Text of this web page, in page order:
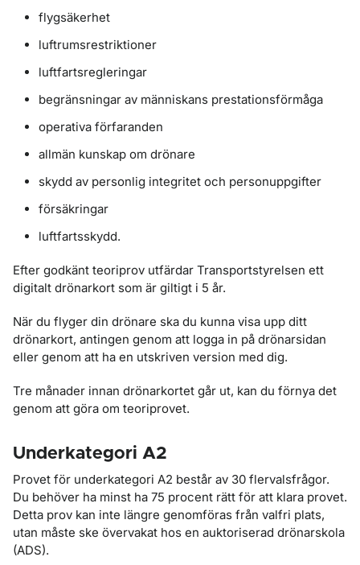
flygsäkerhet
luftrumsrestriktioner
luftfartsregleringar
begränsningar av människans prestationsförmåga
operativa förfaranden
allmän kunskap om drönare
skydd av personlig integritet och personuppgifter
försäkringar
luftfartsskydd.
Efter godkänt teoriprov utfärdar Transportstyrelsen ett
digitalt drönarkort som är giltigt i 5 år.
När du flyger din drönare ska du kunna visa upp ditt
drönarkort, antingen genom att logga in på drönarsidan
eller genom att ha en utskriven version med dig.
Tre månader innan drönarkortet går ut, kan du förnya det
genom att göra om teoriprovet.
Underkategori A2
Provet för underkategori A2 består av 30 flervalsfrågor.
Du behöver ha minst ha 75 procent rätt för att klara provet.
Detta prov kan inte längre genomföras från valfri plats,
utan måste ske övervakat hos en auktoriserad drönarskola
(ADS).